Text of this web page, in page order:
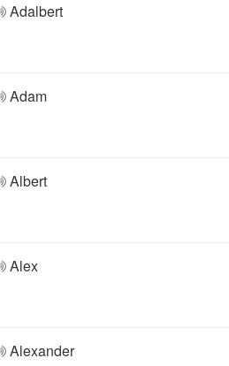
Adalbert
Adam
Albert
Alex
Alexander